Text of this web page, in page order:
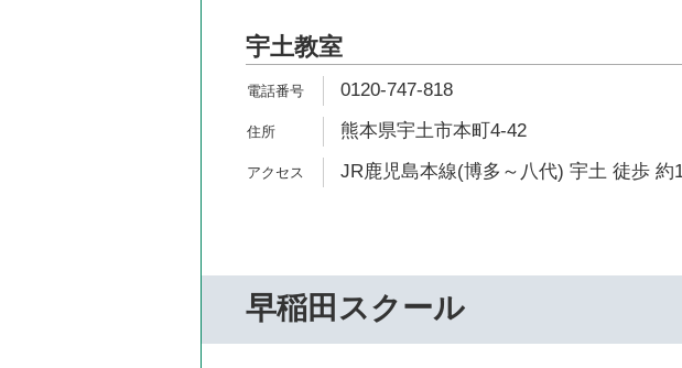
宇土教室
0120-747-818
熊本県宇土市本町4-42
JR鹿児島本線(博多～八代) 宇土 徒歩 約
早稲田スクール